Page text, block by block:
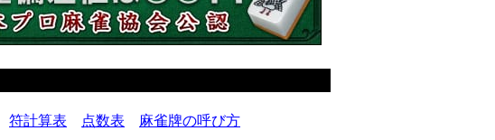
符計算表 点数表 麻雀牌の呼び方